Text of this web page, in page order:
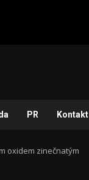
PR Kontakt
oxidem zinečnatým